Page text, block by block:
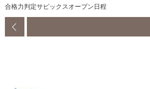
合格力判定サピックスオープン日程